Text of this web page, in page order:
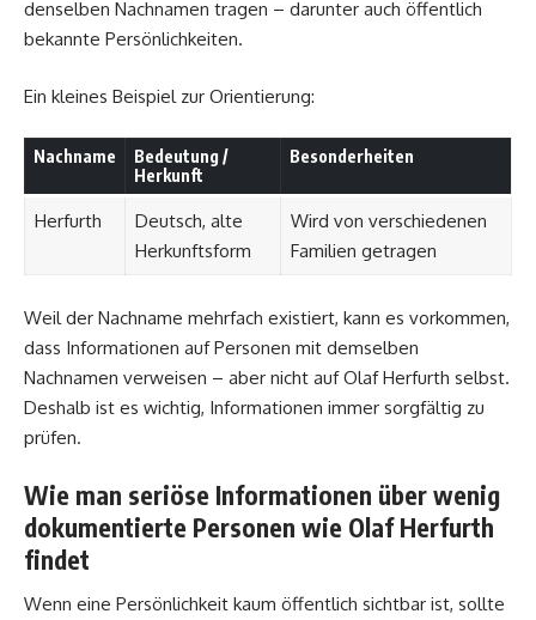
denselben Nachnamen tragen – darunter auch öffentlich
bekannte Persönlichkeiten.
Ein kleines Beispiel zur Orientierung:
Nachname
Bedeutung /
Herkunft
Besonderheiten
Herfurth
Deutsch, alte
Herkunftsform
Wird von verschiedenen
Familien getragen
Weil der Nachname mehrfach existiert, kann es vorkommen,
dass Informationen auf Personen mit demselben
Nachnamen verweisen – aber nicht auf Olaf Herfurth selbst.
Deshalb ist es wichtig, Informationen immer sorgfältig zu
prüfen.
Wie man seriöse Informationen über wenig
dokumentierte Personen wie Olaf Herfurth
findet
Wenn eine Persönlichkeit kaum öffentlich sichtbar ist, sollte